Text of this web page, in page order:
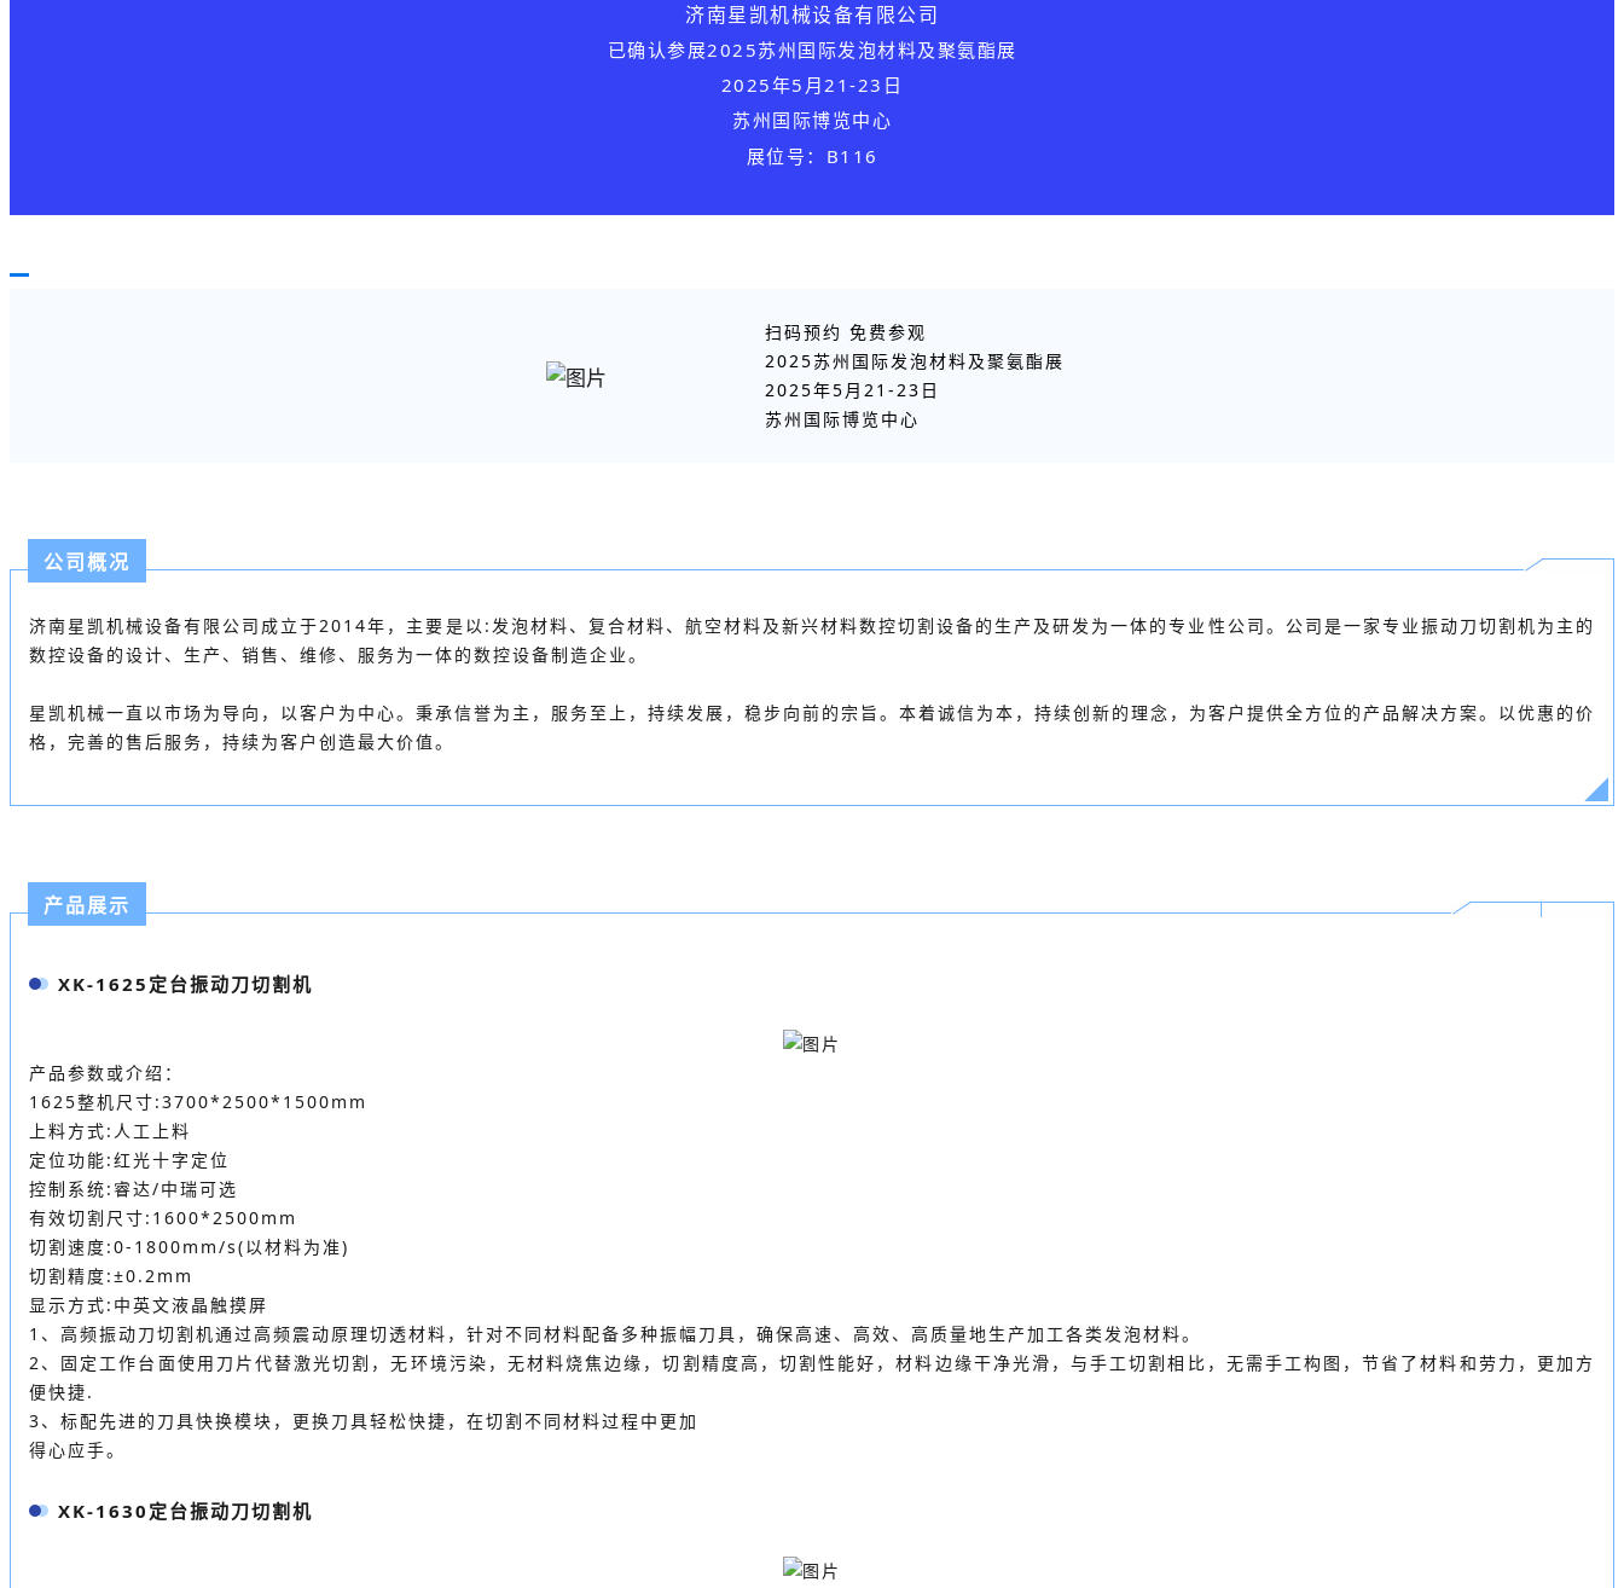
济南星凯机械设备有限公司
已确认参展2025苏州国际发泡材料及聚氨酯展
2025年5月21-23日
苏州国际博览中心
展位号：B116
扫码预约 免费参观
2025苏州国际发泡材料及聚氨酯展
2025年5月21-23日
苏州国际博览中心
公司概况
济南星凯机械设备有限公司成立于2014年，主要是以:发泡材料、复合材料、航空材料及新兴材料数控切割设备的生产及研发为一体的专业性公司。公司是一家专业振动刀切割机为主的
数控设备的设计、生产、销售、维修、服务为一体的数控设备制造企业。
星凯机械一直以市场为导向，以客户为中心。秉承信誉为主，服务至上，持续发展，稳步向前的宗旨。本着诚信为本，持续创新的理念，为客户提供全方位的产品解决方案。以优惠的价
格，完善的售后服务，持续为客户创造最大价值。
产品展示
XK-1625定台振动刀切割机
产品参数或介绍：
1625整机尺寸:3700*2500*1500mm
上料方式:人工上料
定位功能:红光十字定位
控制系统:睿达/中瑞可选
有效切割尺寸:1600*2500mm
切割速度:0-1800mm/s(以材料为准)
切割精度:±0.2mm
显示方式:中英文液晶触摸屏
1、高频振动刀切割机通过高频震动原理切透材料，针对不同材料配备多种振幅刀具，确保高速、高效、高质量地生产加工各类发泡材料。
2、固定工作台面使用刀片代替激光切割，无环境污染，无材料烧焦边缘，切割精度高，切割性能好，材料边缘干净光滑，与手工切割相比，无需手工构图，节省了材料和劳力，更加方
便快捷.
3、标配先进的刀具快换模块，更换刀具轻松快捷，在切割不同材料过程中更加
得心应手。
XK-1630定台振动刀切割机